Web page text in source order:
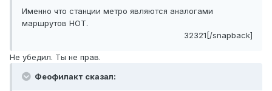
Именно что станции метро являются аналогами
маршрутов НОТ.
32321[/snapback]
Не убедил. Ты не прав.
Феофилакт сказал: